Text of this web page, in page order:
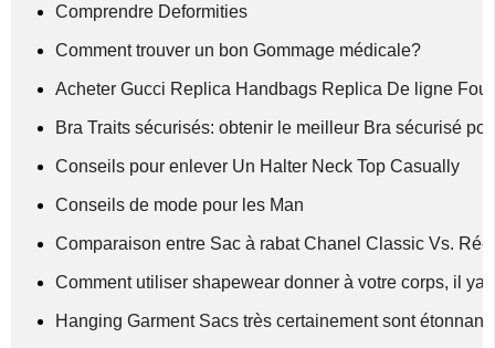
Comprendre Deformities
Comment trouver un bon Gommage médicale?
Acheter Gucci Replica Handbags Replica De ligne
Bra Traits sécurisés: obtenir le meilleur Bra sécurisé
Conseils pour enlever Un Halter Neck Top Casually
Conseils de mode pour les Man
Comparaison entre Sac à rabat Chanel Classic Vs.
Comment utiliser shapewear donner à votre corps, il ya
Hanging Garment Sacs très certainement sont